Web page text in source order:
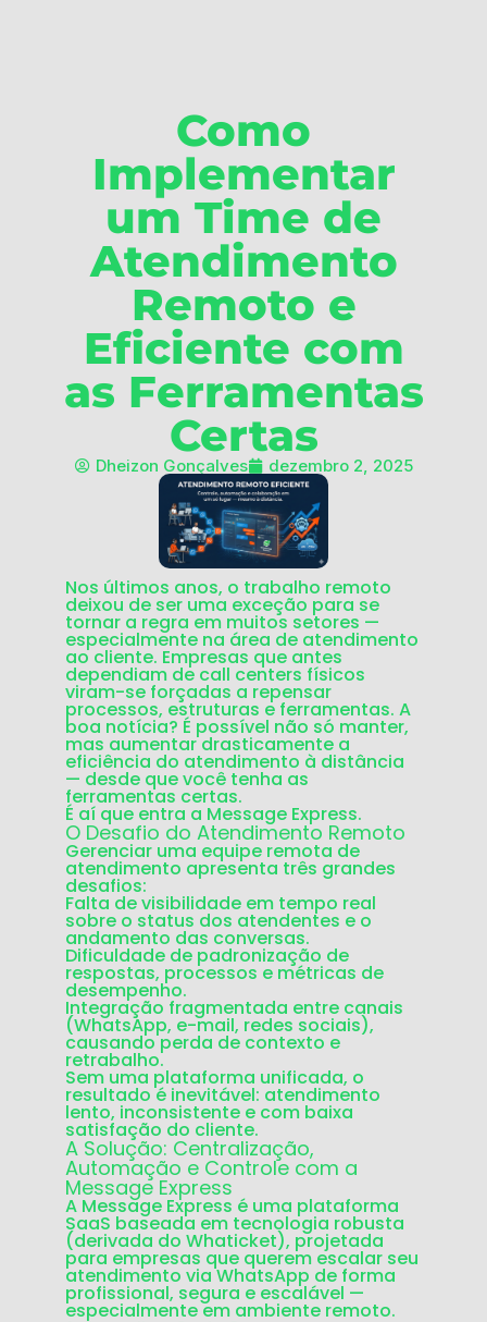
Como
Implementar
um Time de
Atendimento
Remoto e
Eficiente com
as Ferramentas
Certas
Dheizon Gonçalves dezembro 2, 2025
Nos últimos anos, o trabalho remoto
deixou de ser uma exceção para se
tornar a regra em muitos setores —
especialmente na área de atendimento
ao cliente. Empresas que antes
dependiam de call centers físicos
viram-se forçadas a repensar
processos, estruturas e ferramentas. A
boa notícia? É possível não só manter,
mas aumentar drasticamente a
eficiência do atendimento à distância
— desde que você tenha as
ferramentas certas.
É aí que entra a Message Express.
O Desafio do Atendimento Remoto
Gerenciar uma equipe remota de
atendimento apresenta três grandes
desafios:
Falta de visibilidade em tempo real
sobre o status dos atendentes e o
andamento das conversas.
Dificuldade de padronização de
respostas, processos e métricas de
desempenho.
Integração fragmentada entre canais
(WhatsApp, e-mail, redes sociais),
causando perda de contexto e
retrabalho.
Sem uma plataforma unificada, o
resultado é inevitável: atendimento
lento, inconsistente e com baixa
satisfação do cliente.
A Solução: Centralização,
Automação e Controle com a
Message Express
A Message Express é uma plataforma
SaaS baseada em tecnologia robusta
(derivada do Whaticket), projetada
para empresas que querem escalar seu
atendimento via WhatsApp de forma
profissional, segura e escalável —
especialmente em ambiente remoto.